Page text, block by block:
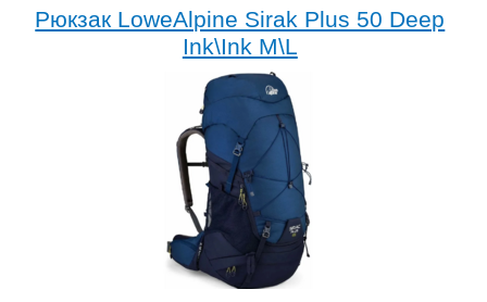
Рюкзак LoweAlpine Sirak Plus 50 Deep
Ink\Ink M\L